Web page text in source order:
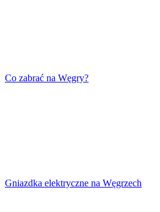
Co zabrać na Węgry?
Gniazdka elektryczne na Węgrzech